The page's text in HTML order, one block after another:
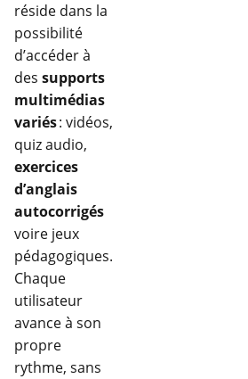
réside dans la
possibilité
d’accéder à
des supports
multimédias
variés: vidéos,
quiz audio,
exercices
d’anglais
autocorrigés
voire jeux
pédagogiques.
Chaque
utilisateur
avance à son
propre
rythme, sans